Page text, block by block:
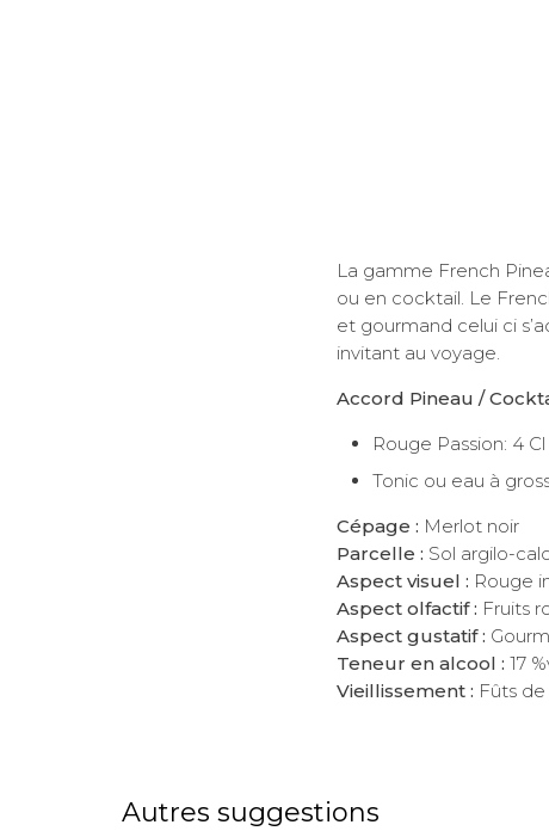
La gamme French
ou en cocktail. Le
et gourmand celui ci
invitant au voyage.
Accord Pineau /
Rouge Passion: 4
Tonic ou eau à
Cépage : Merlot noir
Parcelle : Sol argilo-
Aspect visuel : Rouge
Aspect olfactif : Fruits
Aspect gustatif :
Teneur en alcool : 17
Vieillissement : Fûts
Autres suggestions